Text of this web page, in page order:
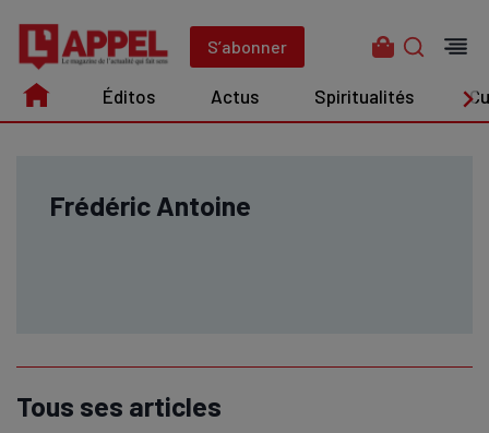
contenu
S’abonner
Édito Actus Spiritualités Culture
Éditos Actus Spiritualités
Frédéric Antoine
Tous ses articles